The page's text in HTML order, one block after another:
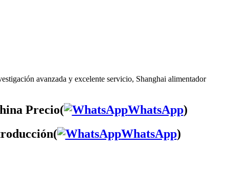
avanzada y excelente servicio, Shanghai alimentador
Precio( WhatsApp)
WhatsApp)